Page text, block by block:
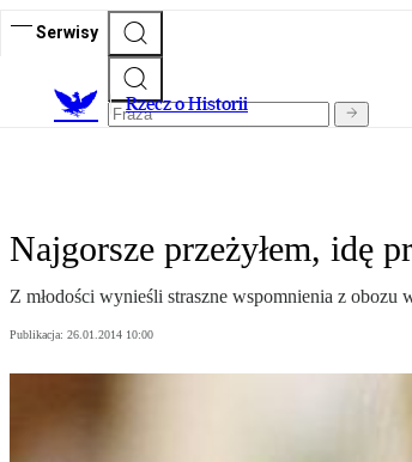
Serwisy
Rzecz o Historii
Najgorsze przeżyłem, idę
Z młodości wynieśli straszne wspomnienia z
Publikacja: 26.01.2014 10:00